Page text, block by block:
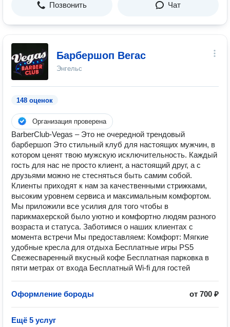
Позвонить Чат
Барбершоп Вегас
Энгельс
148 оценок
Организация проверена
BarberClub-Vegas – Это не очередной трендовый
барбершоп Это стильный клуб для настоящих мужчин, в
котором ценят твою мужскую исключительность. Каждый
гость для нас не просто клиент, а настоящий друг, а с
друзьями можно не стесняться быть самим собой.
Клиенты приходят к нам за качественными стрижками,
высоким уровнем сервиса и максимальным комфортом.
Мы приложили все усилия для того чтобы в
парикмахерской было уютно и комфортно людям разного
возраста и статуса. Заботимся о наших клиентах с
момента встречи Мы предоставляем: Комфорт: Мягкие
удобные кресла для отдыха Бесплатные игры PS5
Свежесваренный вкусный кофе Бесплатная парковка в
пяти метрах от входа Бесплатный Wi-fi для гостей
Оформление бороды от 700 ₽
Ещё 5 услуг